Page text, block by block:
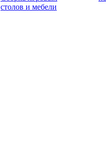
столов и мебели